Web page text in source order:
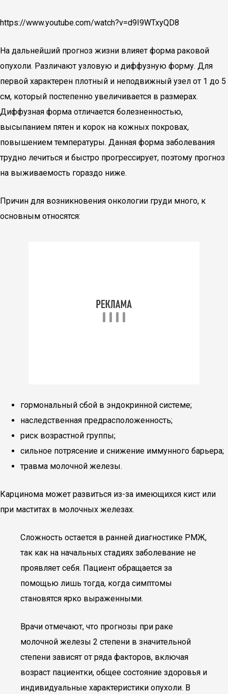
https://www.youtube.com/watch?v=d9I9WTxyQD8
На дальнейший прогноз жизни влияет форма раковой
опухоли. Различают узловую и диффузную форму. Для
первой характерен плотный и неподвижный узел от 1 до 5
см, который постепенно увеличивается в размерах.
Диффузная форма отличается болезненностью,
высыпанием пятен и корок на кожных покровах,
повышением температуры. Данная форма заболевания
трудно лечиться и быстро прогрессирует, поэтому прогноз
на выживаемость гораздо ниже.
Причин для возникновения онкологии груди много, к
основным относятся:
гормональный сбой в эндокринной системе;
наследственная предрасположенность;
риск возрастной группы;
сильное потрясение и снижение иммунного барьера;
травма молочной железы.
Карцинома может развиться из-за имеющихся кист или
при маститах в молочных железах.
Сложность остается в ранней диагностике РМЖ,
так как на начальных стадиях заболевание не
проявляет себя. Пациент обращается за
помощью лишь тогда, когда симптомы
становятся ярко выраженными.
Врачи отмечают, что прогнозы при раке
молочной железы 2 степени в значительной
степени зависят от ряда факторов, включая
возраст пациентки, общее состояние здоровья и
индивидуальные характеристики опухоли. В